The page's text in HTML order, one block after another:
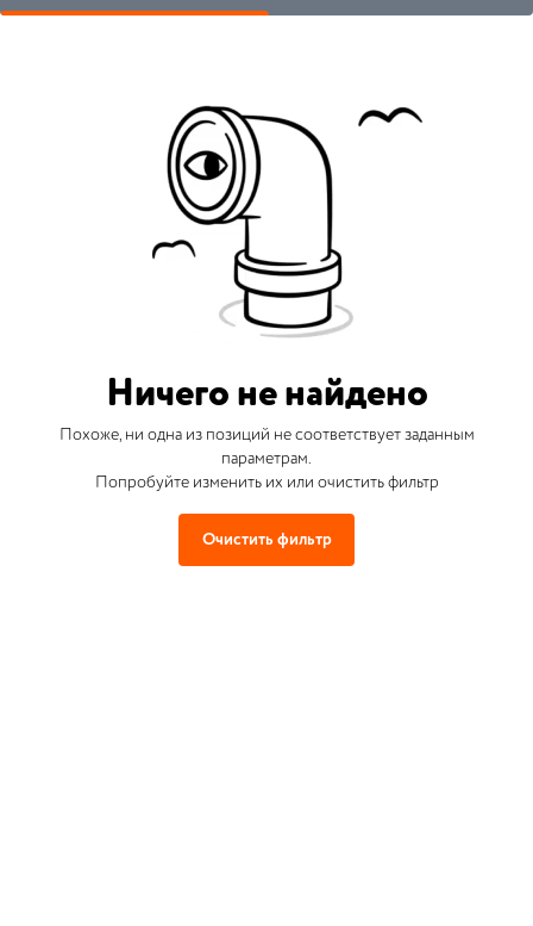
Ничего не найдено
Похоже, ни одна из позиций не соответствует заданным
параметрам.
Попробуйте изменить их или очистить фильтр
Очистить фильтр